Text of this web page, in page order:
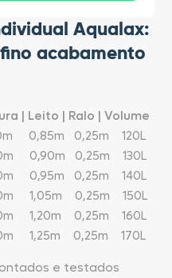
Aqualax:
acabamento
| Leito | Ralo | Volume
0,25m 120L
0,25m 130L
0,25m 140L
0,25m 150L
0,25m 160L
0,25m 170L
e testados